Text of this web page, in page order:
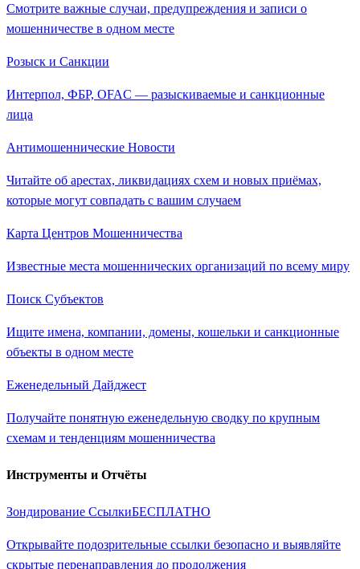
Смотрите важные случаи, предупреждения и записи о
мошенничестве в одном месте
Розыск и Санкции
Интерпол, ФБР, OFAC — разыскиваемые и санкционные
лица
Антимошеннические Новости
Читайте об арестах, ликвидациях схем и новых приёмах,
которые могут совпадать с вашим случаем
Карта Центров Мошенничества
Известные места мошеннических организаций по всему миру
Поиск Субъектов
Ищите имена, компании, домены, кошельки и санкционные
объекты в одном месте
Еженедельный Дайджест
Получайте понятную еженедельную сводку по крупным
схемам и тенденциям мошенничества
Инструменты и Отчёты
Зондирование СсылкиБЕСПЛАТНО
Открывайте подозрительные ссылки безопасно и выявляйте
скрытые перенаправления до продолжения